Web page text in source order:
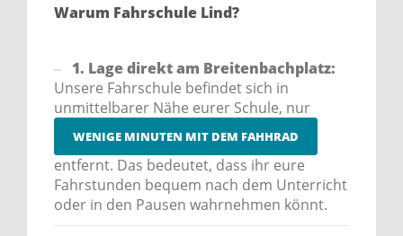
Warum Fahrschule Lind?
1. Lage direkt am Breitenbachplatz:
Unsere Fahrschule befindet sich in
unmittelbarer Nähe eurer Schule, nur
WENIGE MINUTEN MIT DEM FAHHRAD
entfernt. Das bedeutet, dass ihr eure
Fahrstunden bequem nach dem Unterricht
oder in den Pausen wahrnehmen könnt.